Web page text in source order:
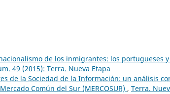
de los inmigrantes: los portugueses
49 (2015): Terra. Nueva Etapa
de la Sociedad de la Información: un análisis
Común del Sur (MERCOSUR) , Terra.